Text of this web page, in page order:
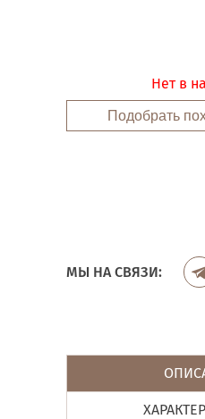
Нет в
Подобрать
МЫ НА СВЯЗИ: